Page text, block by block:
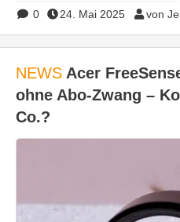
0 24. Mai 2025 von
NEWS Acer
ohne Abo-Zwang –
Co.?